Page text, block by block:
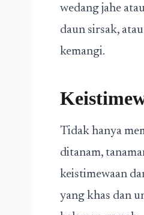
wedang jahe
daun sirsak,
kemangi.
Tidak hanya
ditanam,
keistimewaan
yang khas dan